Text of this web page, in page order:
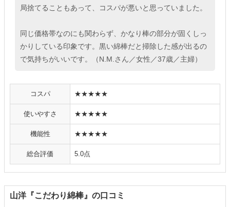
局捨てることもあって、コスパが悪いと思っていました。
同じ価格帯なのにも関わらず、かなり棒の部分が固くしっ
かりしている印象です。黒い綿棒だと掃除した感が出るの
で気持ちがいいです。（N.M.さん／女性／37歳／主婦）
コスパ ★★★★★
使いやすさ ★★★★★
機能性 ★★★★★
総合評価 5.0点
山洋『こだわり綿棒』の口コミ